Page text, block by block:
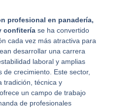
profesional en panadería,
confitería se ha convertido
cada vez más atractiva para
desarrollar una carrera
laboral y amplias
de crecimiento. Este sector,
tradición, técnica y
un campo de trabajo
de profesionales